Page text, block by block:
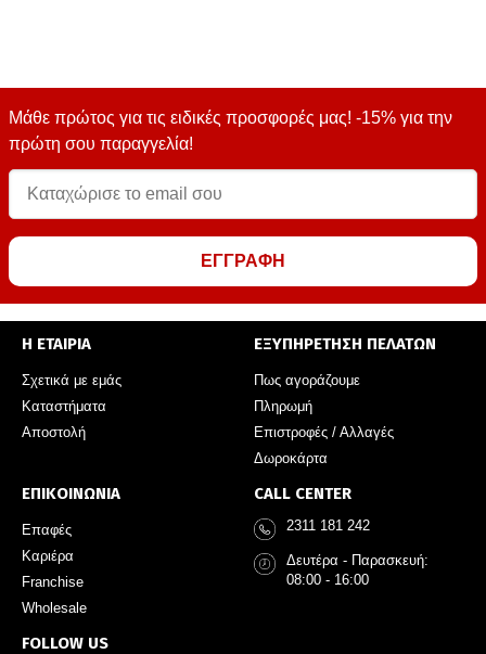
Μάθε πρώτος για τις ειδικές προσφορές μας! -15% για την
πρώτη σου παραγγελία!
ΕΓΓΡΑΦΗ
Η ΕΤΑΙΡΙΑ
Σχετικά με εμάς
Καταστήματα
Αποστολή
ΕΞΥΠΗΡΕΤΗΣΗ ΠΕΛΑΤΩΝ
Πως αγοράζουμε
Πληρωμή
Επιστροφές / Αλλαγές
Δωροκάρτα
ΕΠΙΚΟΙΝΩΝΙΑ
Επαφές
Καριέρα
Franchise
Wholesale
FOLLOW US
CALL CENTER
2311 181 242
Δευτέρα - Παρασκευή:
08:00 - 16:00